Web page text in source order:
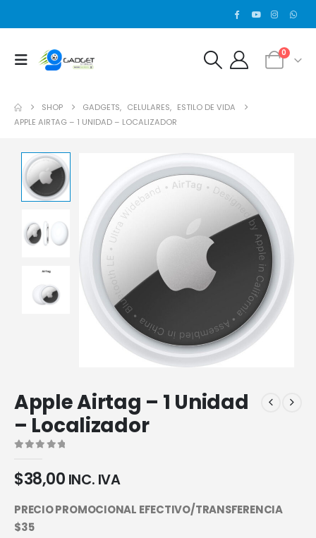
0
SHOP GADGETS, CELULARES, ESTILO DE VIDA
APPLE AIRTAG – 1 UNIDAD – LOCALIZADOR
Apple Airtag – 1 Unidad
– Localizador
$38,00 INC. IVA
PRECIO PROMOCIONAL EFECTIVO/TRANSFERENCIA
$35